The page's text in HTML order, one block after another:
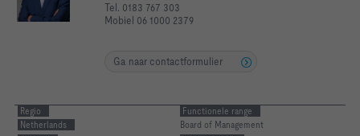
Tel. 0183 767 303
Mobiel 06 1000 2379
Ga naar contactformulier
Regio
Netherlands
Functionele range
Board of Management